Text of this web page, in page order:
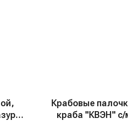
Крабовые
краба "КВЭН" с/